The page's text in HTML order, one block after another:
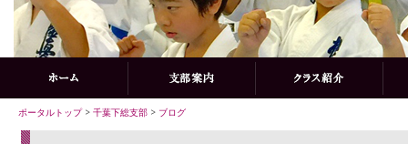
ポータルトップ> 千葉下総支部 > ブログ